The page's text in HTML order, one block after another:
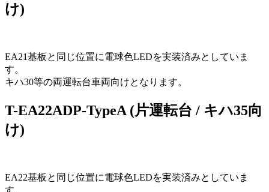
け)
EA21基板と同じ位置に電球色LEDを実装済みとしていま
す。
キハ30等の両運転台車両向けとなります。
T-EA22ADP-TypeA (片運転台 / キハ35向
け)
EA22基板と同じ位置に電球色LEDを実装済みとしていま
す。